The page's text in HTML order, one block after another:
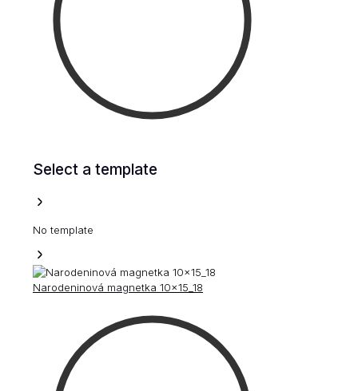
Select a template
No template
Narodeninová magnetka 10x15_18